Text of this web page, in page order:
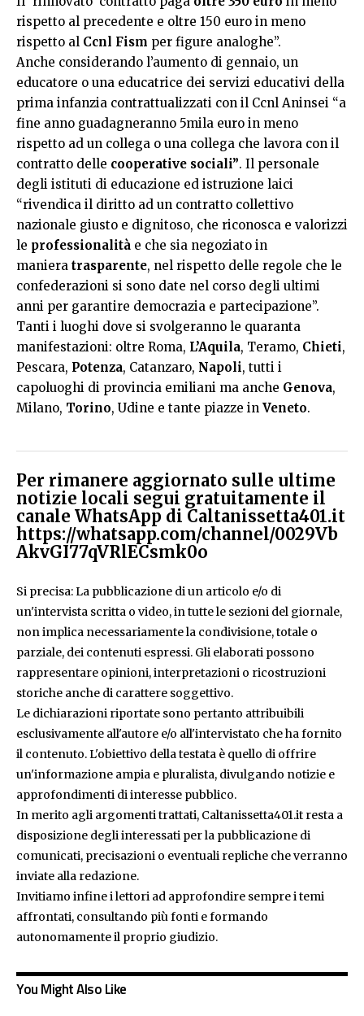
rispetto al precedente e oltre 150 euro in meno
rispetto al Ccnl Fism per figure analoghe”.
Anche considerando l’aumento di gennaio, un
educatore o una educatrice dei servizi educativi della
prima infanzia contrattualizzati con il Ccnl Aninsei “a
fine anno guadagneranno 5mila euro in meno
rispetto ad un collega o una collega che lavora con il
contratto delle cooperative sociali”. Il personale
degli istituti di educazione ed istruzione laici
“rivendica il diritto ad un contratto collettivo
nazionale giusto e dignitoso, che riconosca e valorizzi
le professionalità e che sia negoziato in
maniera trasparente, nel rispetto delle regole che le
confederazioni si sono date nel corso degli ultimi
anni per garantire democrazia e partecipazione”.
Tanti i luoghi dove si svolgeranno le quaranta
manifestazioni: oltre Roma, L’Aquila, Teramo, Chieti,
Pescara, Potenza, Catanzaro, Napoli, tutti i
capoluoghi di provincia emiliani ma anche Genova,
Milano, Torino, Udine e tante piazze in Veneto.
Per rimanere aggiornato sulle ultime
notizie locali segui gratuitamente il
canale WhatsApp di Caltanissetta401.it
https://whatsapp.com/channel/0029Vb
AkvGI77qVRlECsmk0o
Si precisa: La pubblicazione di un articolo e/o di
un'intervista scritta o video, in tutte le sezioni del giornale,
non implica necessariamente la condivisione, totale o
parziale, dei contenuti espressi. Gli elaborati possono
rappresentare opinioni, interpretazioni o ricostruzioni
storiche anche di carattere soggettivo.
Le dichiarazioni riportate sono pertanto attribuibili
esclusivamente all'autore e/o all'intervistato che ha fornito
il contenuto. L'obiettivo della testata è quello di offrire
un'informazione ampia e pluralista, divulgando notizie e
approfondimenti di interesse pubblico.
In merito agli argomenti trattati, Caltanissetta401.it resta a
disposizione degli interessati per la pubblicazione di
comunicati, precisazioni o eventuali repliche che verranno
inviate alla redazione.
Invitiamo infine i lettori ad approfondire sempre i temi
affrontati, consultando più fonti e formando
autonomamente il proprio giudizio.
You Might Also Like